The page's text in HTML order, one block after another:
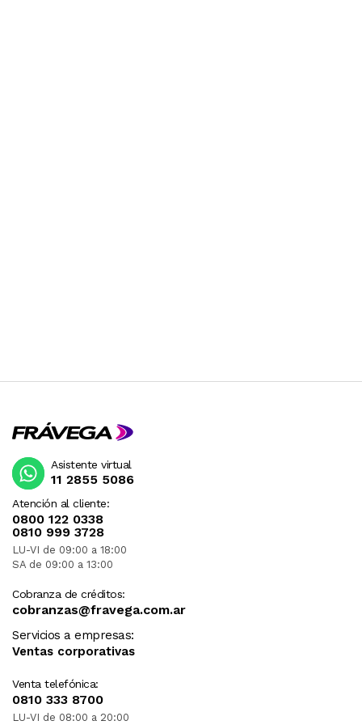
Atención al cliente:
0800 122 0338
0810 999 3728
LU-VI de 09:00 a 18:00
SA de 09:00 a 13:00
Cobranza de créditos:
cobranzas@fravega.com.ar
Servicios a empresas:
Ventas corporativas
Venta telefónica:
0810 333 8700
LU-VI de 08:00 a 20:00
Asistente virtual
11 2855 5086